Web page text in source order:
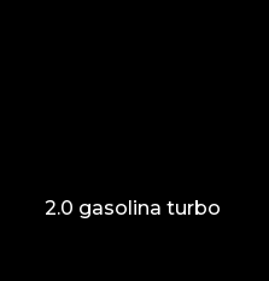
2.0 gasolina turbo